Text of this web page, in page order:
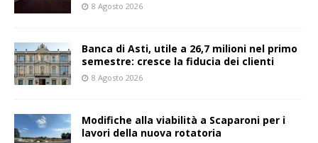
8 Agosto 2026
Banca di Asti, utile a 26,7 milioni nel primo
semestre: cresce la fiducia dei clienti
8 Agosto 2026
Modifiche alla viabilità a Scaparoni per i
lavori della nuova rotatoria